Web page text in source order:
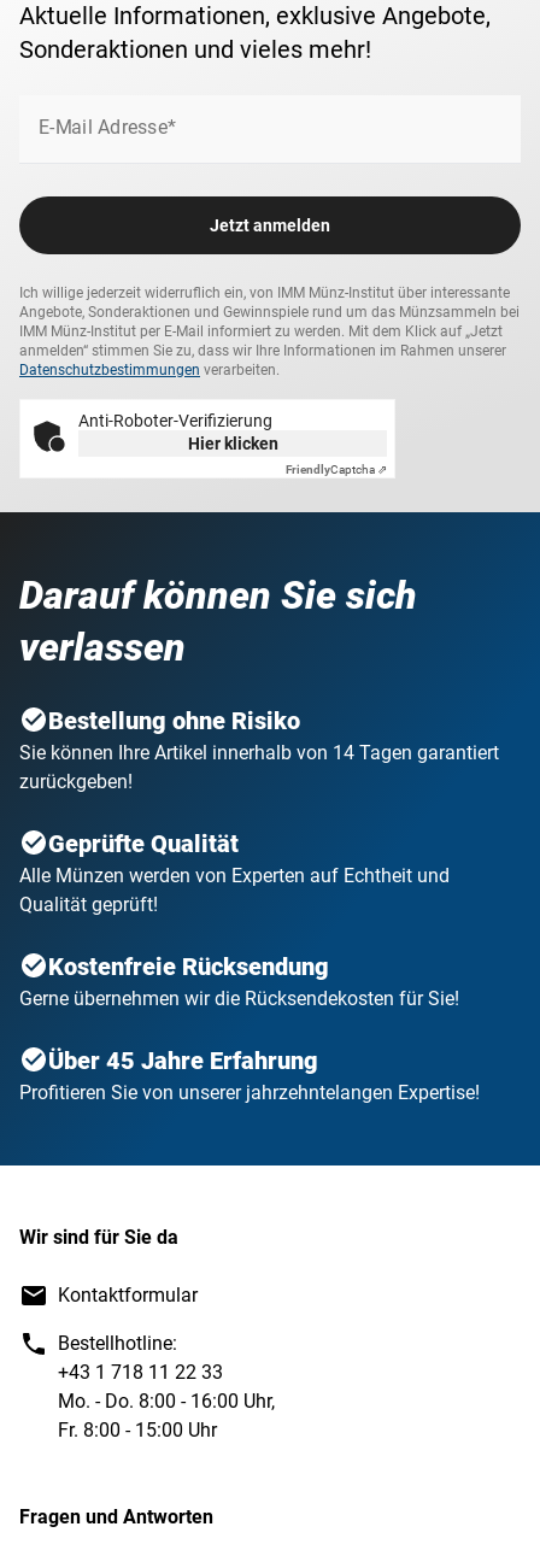
Aktuelle Informationen, exklusive Angebote,
Sonderaktionen und vieles mehr!
E-Mail Adresse*
Jetzt anmelden
Ich willige jederzeit widerruflich ein, von IMM Münz-Institut über interessante
Angebote, Sonderaktionen und Gewinnspiele rund um das Münzsammeln bei
IMM Münz-Institut per E-Mail informiert zu werden. Mit dem Klick auf „Jetzt
anmelden“ stimmen Sie zu, dass wir Ihre Informationen im Rahmen unserer
Datenschutzbestimmungen verarbeiten.
Anti-Roboter-Verifizierung
Hier klicken
FriendlyCaptcha ⇗
Darauf können Sie sich
verlassen
Bestellung ohne Risiko
Sie können Ihre Artikel innerhalb von 14 Tagen garantiert
zurückgeben!
Geprüfte Qualität
Alle Münzen werden von Experten auf Echtheit und
Qualität geprüft!
Kostenfreie Rücksendung
Gerne übernehmen wir die Rücksendekosten für Sie!
Über 45 Jahre Erfahrung
Profitieren Sie von unserer jahrzehntelangen Expertise!
Wir sind für Sie da
Kontaktformular
Bestellhotline:
+43 1 718 11 22 33
Mo. - Do. 8:00 - 16:00 Uhr,
Fr. 8:00 - 15:00 Uhr
Fragen und Antworten